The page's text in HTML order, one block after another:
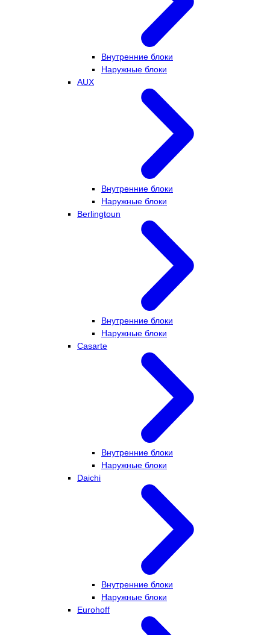
Внутренние блоки
Наружные блоки
AUX
Внутренние блоки
Наружные блоки
Berlingtoun
Внутренние блоки
Наружные блоки
Casarte
Внутренние блоки
Наружные блоки
Daichi
Внутренние блоки
Наружные блоки
Eurohoff